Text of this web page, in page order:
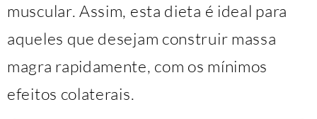
muscular. Assim, esta dieta é ideal para
aqueles que desejam construir massa
magra rapidamente, com os mínimos
efeitos colaterais.